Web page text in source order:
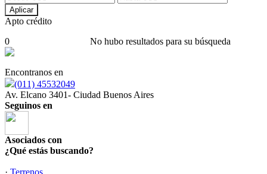
Aplicar
Apto crédito
No hubo resultados para su búsqueda
0
Encontranos en
(011) 45532049
Av. Elcano 3401- Ciudad Buenos Aires
Seguinos en
Asociados con
¿Qué estás buscando?